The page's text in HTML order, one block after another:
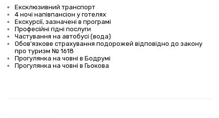
Ексклюзивний транспорт
4 ночі напівпансіон у готелях
Екскурсії, зазначені в програмі
Професійні гідні послуги
Частування на автобусі (вода)
Обов'язкове страхування подорожей відповідно до закону
про туризм № 1618
Прогулянка на човні в Бодрумі
Прогулянка на човні в Гьокова